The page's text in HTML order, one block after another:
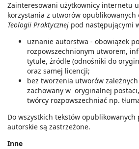
Zainteresowani użytkownicy internetu
korzystania z utworów opublikowanych
Teologii Praktycznej pod następującymi
uznanie autorstwa - obowiązek
rozpowszechnionym utworem,
tytule, źródle (odnośniki do
oraz samej licencji;
bez tworzenia utworów
zachowany w oryginalnej
twórcy rozpowszechniać np.
Do wszystkich tekstów opublikowanych
autorskie są zastrzeżone.
Inne